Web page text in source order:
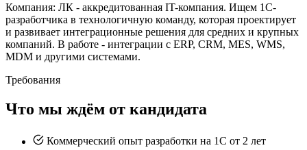
Компания: ЛК - аккредитованная IT-компания. Ищем 1С-
разработчика в технологичную команду, которая проектирует
и развивает интеграционные решения для средних и крупных
компаний. В работе - интеграции с ERP, CRM, MES, WMS,
MDM и другими системами.
Требования
Что мы ждём от кандидата
Коммерческий опыт разработки на 1С от 2 лет